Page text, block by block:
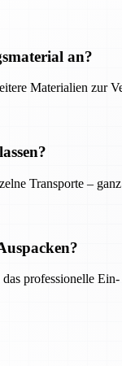
an?
Materialien zur
Transporte –
professionelle